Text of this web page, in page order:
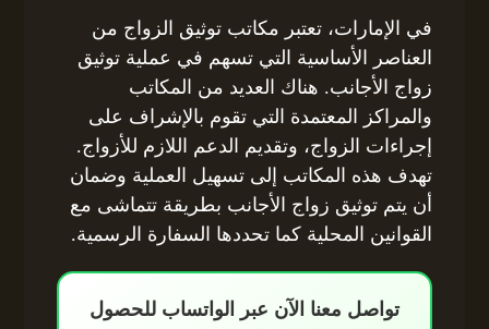
في الإمارات، تعتبر مكاتب توثيق الزواج من
العناصر الأساسية التي تسهم في عملية توثيق
زواج الأجانب. هناك العديد من المكاتب
والمراكز المعتمدة التي تقوم بالإشراف على
إجراءات الزواج، وتقديم الدعم اللازم للأزواج.
تهدف هذه المكاتب إلى تسهيل العملية وضمان
أن يتم توثيق زواج الأجانب بطريقة تتماشى مع
القوانين المحلية كما تحددها السفارة الرسمية.
تواصل معنا الآن عبر الواتساب للحصول